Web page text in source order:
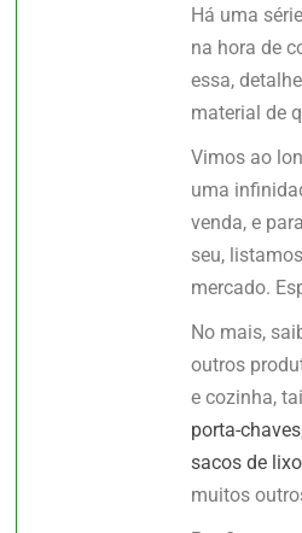
Há uma
na hora de
essa,
material de
Vimos ao
uma
venda, e
seu,
mercado.
No mais,
outros
e cozinha,
porta-chaves
sacos de lixo
muitos